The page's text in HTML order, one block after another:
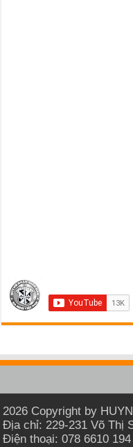
2026 Copyright by
Địa chỉ: 229-231 Võ Thị
Điện thoại: 078 6610 194